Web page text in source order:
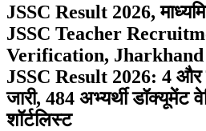
JSSC Result 2026,
JSSC Teacher
Verification, Jharkhand
JSSC Result 2026: 4 और
जारी, 484 अभ्यर्थी डॉक्यूमेंट
शॉर्टलिस्ट